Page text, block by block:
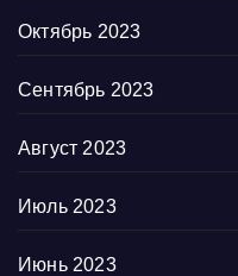
Октябрь 2023
Сентябрь 2023
Август 2023
Июль 2023
Июнь 2023